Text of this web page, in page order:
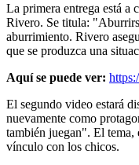
La primera entrega está a
Rivero. Se titula:
aburrimiento. Rivero
que se produzca una
Aquí se puede ver:
El segundo video estará
nuevamente como
también juegan". El tema,
vínculo con los chicos.